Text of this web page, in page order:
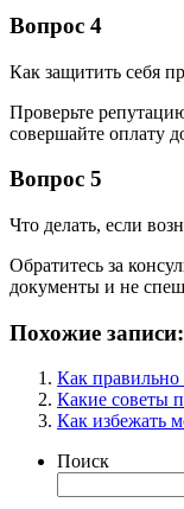
Вопрос 4
Как защитить себя
Проверьте
совершайте оплату
Вопрос 5
Что делать, если
Обратитесь за
документы и не
Похожие записи:
Как правильно
Какие советы
Как избежать
Поиск